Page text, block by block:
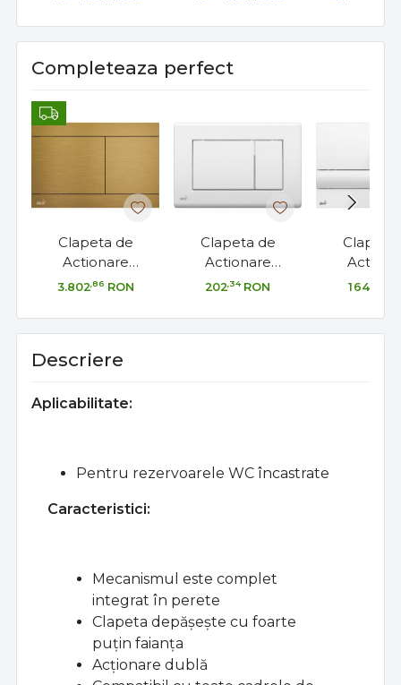
6/4”
Completeaza perfect
Clapeta de
Actionare
Alcaplast
FLAT-FUN-X-X
3.802,86 RON
Clapeta de
Actionare
Alcaplast M27x
202,34 RON
Clapeta
Alcaplast
164
Descriere
Aplicabilitate:
Pentru rezervoarele WC încastrate
Caracteristici:
Mecanismul este complet
integrat în perete
Clapeta depășește cu foarte
puțin faianța
Acționare dublă